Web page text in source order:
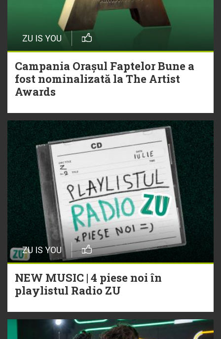
ZU IS YOU
Campania Orașul Faptelor Bune a
fost nominalizată la The Artist
Awards
ZU IS YOU
NEW MUSIC | 4 piese noi în
playlistul Radio ZU